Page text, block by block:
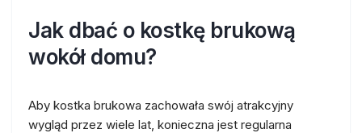
Jak dbać o kostkę brukową
wokół domu?
Aby kostka brukowa zachowała swój atrakcyjny
wygląd przez wiele lat, konieczna jest regularna